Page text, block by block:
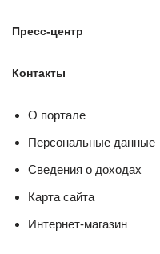
Пресс-центр
Контакты
О портале
Персональные данные
Сведения о доходах
Карта сайта
Интернет-магазин